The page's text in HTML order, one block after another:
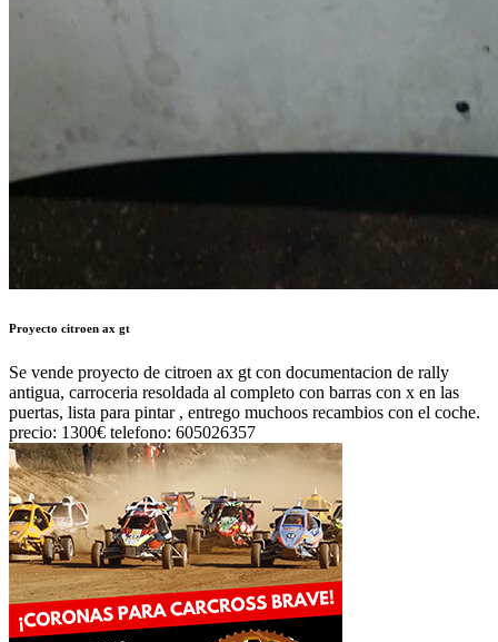
Proyecto citroen ax gt
Se vende proyecto de citroen ax gt con documentacion de rally
antigua, carroceria resoldada al completo con barras con x en las
puertas, lista para pintar , entrego muchoos recambios con el coche.
precio: 1300€ telefono: 605026357